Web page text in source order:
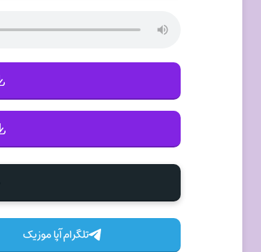
تلگرام آپا موزیک